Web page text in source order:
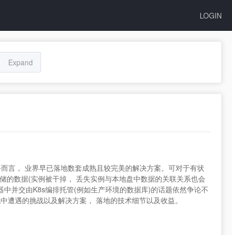
LOGIN
Expand
言， 业界早已落地数套成熟且较完美的解决方案。可对于有状
数据(实例被干掉， 丢失实例与本地盘中数据的关联关系也会
并交由K8s编排托管(例如生产环境的数据库)的话题依然争论不
遇的挑战以及解决方案， 落地的技术细节以及收益。